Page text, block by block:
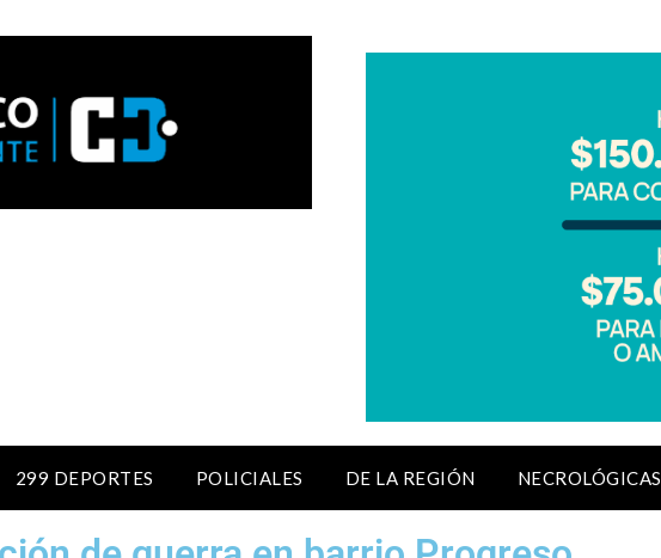
299 DEPORTES POLICIALES DE LA REGIÓN NECROLÓGICAS